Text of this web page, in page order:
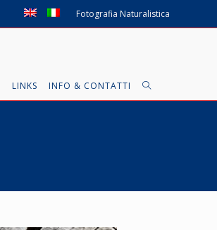
Fotografia Naturalistica
LINKS INFO & CONTATTI